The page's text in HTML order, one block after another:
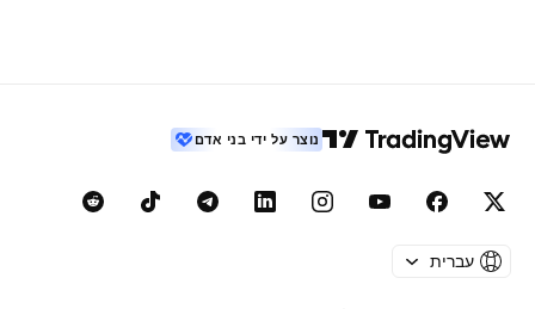
נוצר על ידי בני אדם
עברית